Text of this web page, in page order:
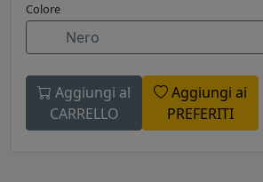
Colore
Nero
Aggiungi al
CARRELLO
Aggiungi ai
PREFERITI